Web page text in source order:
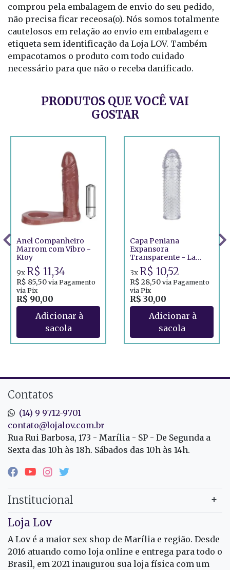
comprou pela embalagem de envio do seu pedido,
não precisa ficar receosa(o). Nós somos totalmente
cautelosos em relação ao envio em embalagem e
etiqueta sem identificação da Loja LOV. Também
empacotamos o produto com todo cuidado
necessário para que não o receba danificado.
PRODUTOS QUE VOCÊ VAI
GOSTAR
Anel Companheiro
Marrom com Vibro -
Ktoy
R$ 90,00
9x R$ 11,34
R$ 85,50 via Pagamento
via Pix
Capa Peniana
Expansora
Transparente - La
Pimienta
R$ 30,00
3x R$ 10,52
R$ 28,50 via Pagamento
via Pix
Contatos
(14) 9 9712-9701
contato@lojalov.com.br
Rua Rui Barbosa, 173 - Marília - SP - De Segunda a
Sexta das 10h às 18h. Sábados das 10h às 14h.
Institucional
Loja Lov
A Lov é a maior sex shop de Marília e região. Desde
2016 atuando como loja online e entrega para todo o
Brasil, em 2021 inaugurou sua loja física com um